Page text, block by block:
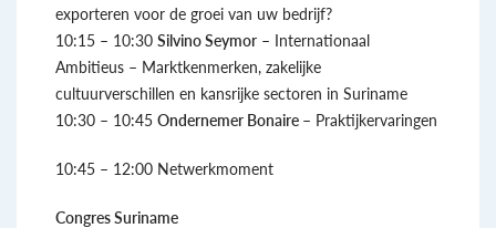
exporteren voor de groei van uw bedrijf?
10:15 – 10:30 Silvino Seymor – Internationaal
Ambitieus – Marktkenmerken, zakelijke
cultuurverschillen en kansrijke sectoren in Suriname
10:30 – 10:45 Ondernemer Bonaire – Praktijkervaringen
10:45 – 12:00 Netwerkmoment
Congres Suriname